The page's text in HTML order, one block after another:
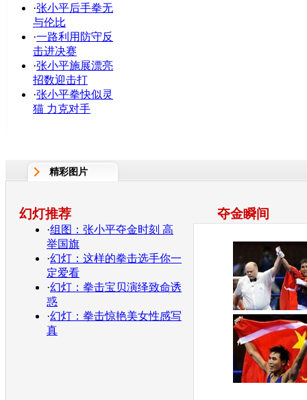
·张小平后手拳无
与伦比
·一路利用防守反
击进决赛
·张小平施展漂亮
招数迎击打
·张小平拳快似灵
猫 力克对手
精彩图片
幻灯推荐
·组图：张小平夺金时刻 高
举国旗
·幻灯：这样的拳击选手你一
定爱看
·幻灯：拳击宝贝演绎致命诱
惑
·幻灯：拳击惊艳美女性感写
真
夺金瞬间